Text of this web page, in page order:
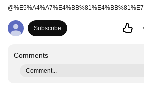
@
Subscribe
Comments
Comment...